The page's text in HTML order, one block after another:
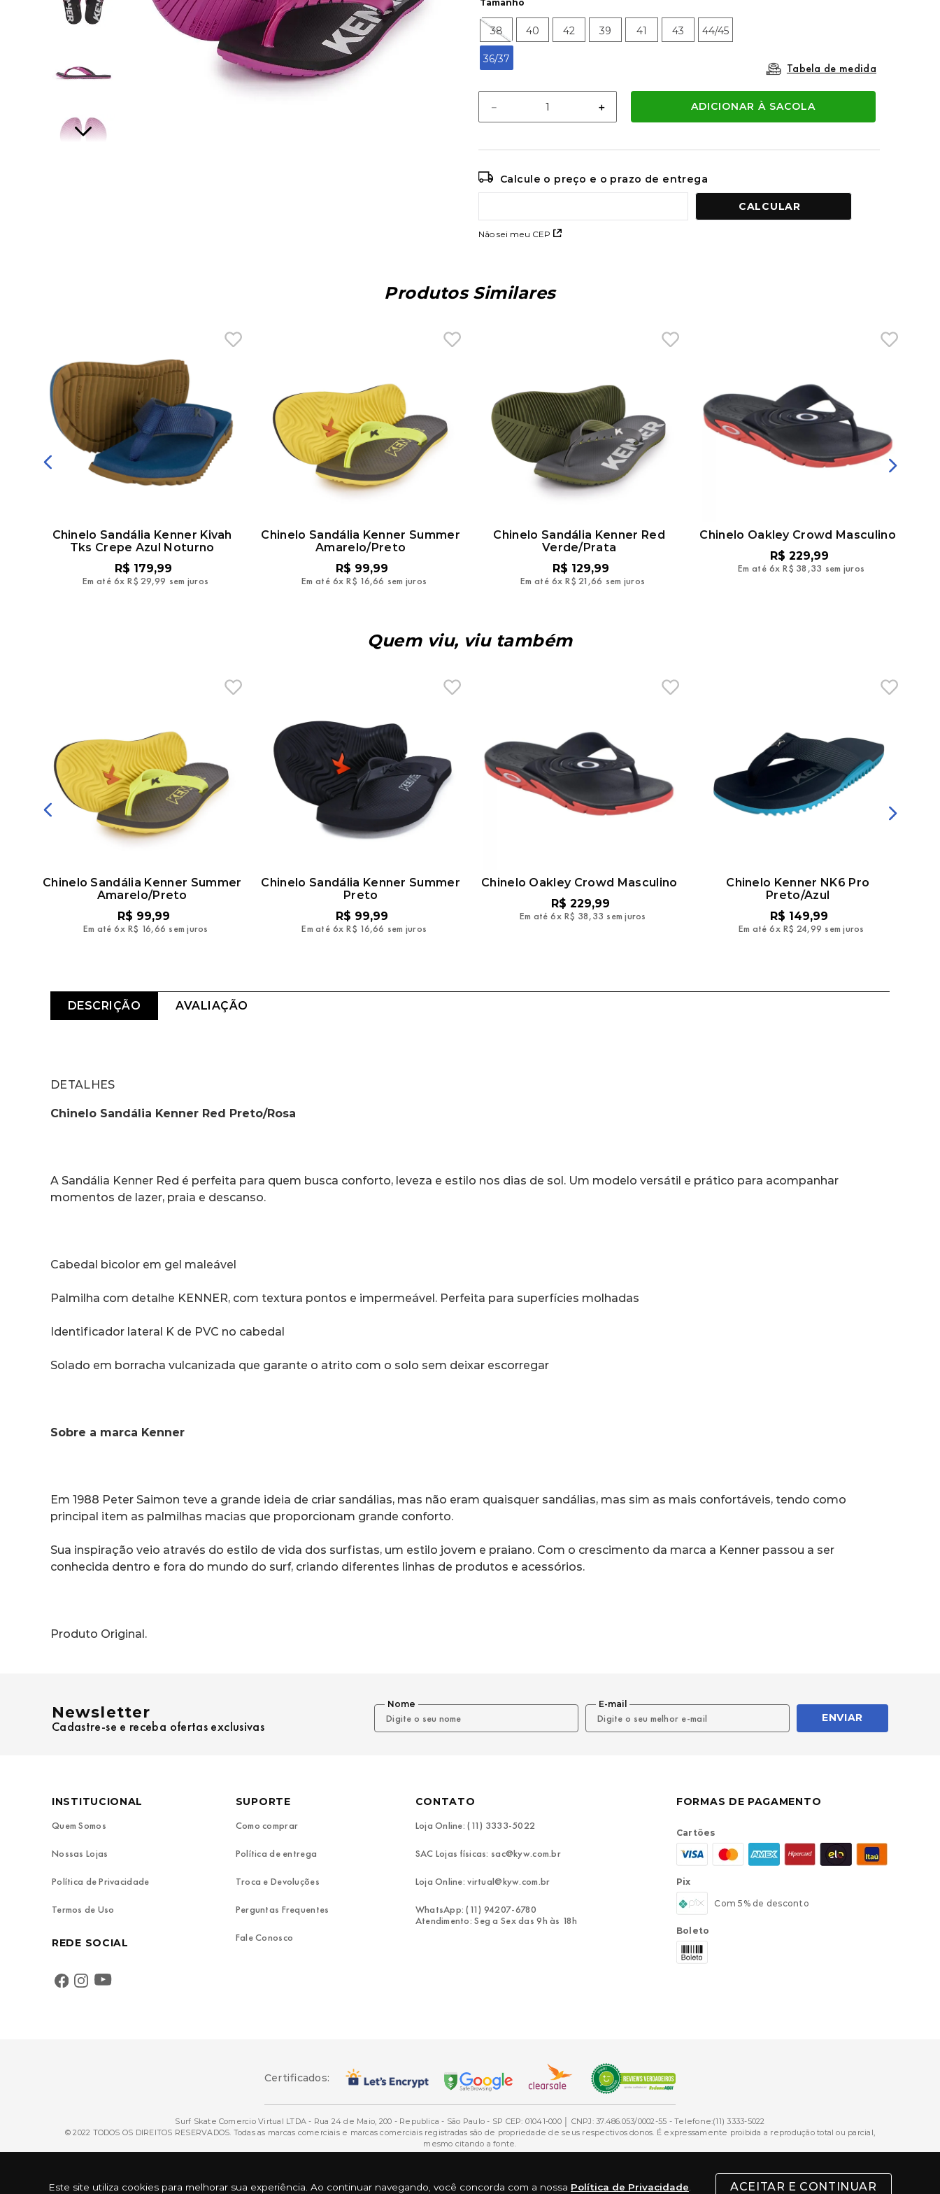
Este site utiliza cookies para melhorar sua experiência. Ao continuar navegando, você concorda com a nossa Política de Privacidade ACEITAR E CONTINUAR
Tamanho
38 40 42 39 41 43 44/45
36/37
Tabela de medida
＋
－ ADICIONAR À SACOLA
Calcule o preço e o prazo de entrega
Não sei meu CEP
Produtos Similares
Chinelo Sandália Kenner Kivah
Tks Crepe Azul Noturno
R$ 179,99
Em até 6x R$ 29,99 sem juros
Chinelo Sandália Kenner Summer
Amarelo/Preto
R$ 99,99
Em até 6x R$ 16,66 sem juros
Chinelo Sandália Kenner Red
Verde/Prata
R$ 129,99
Em até 6x R$ 21 ,66 sem juros
Chinelo Oakley Crowd Masculino
R$ 229,99
Em até 6x R$ 38 ,33 sem juros
Quem viu, viu também
Chinelo Sandália Kenner Summer
Amarelo/Preto
R$ 99,99
Em até 6x R$ 16,66 sem juros
Chinelo Sandália Kenner Summer
Preto
R$ 99,99
Em até 6x R$ 16,66 sem juros
Chinelo Oakley Crowd Masculino
R$ 229,99
Em até 6x R$ 38,33 sem juros
Chinelo Kenner NK6 Pro
Preto/Azul
R$ 149,99
Em até 6x R$ 24,99 sem juros
DESCRIÇÃO AVALIAÇÃO
DETALHES
Chinelo Sandália Kenner Red Preto/Rosa
A Sandália Kenner Red é perfeita para quem busca conforto, leveza e estilo nos dias de sol. Um modelo versátil e prático para acompanhar
momentos de lazer, praia e descanso.
Cabedal bicolor em gel maleável
Palmilha com detalhe KENNER, com textura pontos e impermeável. Perfeita para superfícies molhadas
Identificador lateral K de PVC no cabedal
Solado em borracha vulcanizada que garante o atrito com o solo sem deixar escorregar
Sobre a marca Kenner
Em 1988 Peter Saimon teve a grande ideia de criar sandálias, mas não eram quaisquer sandálias, mas sim as mais confortáveis, tendo como
principal item as palmilhas macias que proporcionam grande conforto.
Sua inspiração veio através do estilo de vida dos surfistas, um estilo jovem e praiano. Com o crescimento da marca a Kenner passou a ser
conhecida dentro e fora do mundo do surf, criando diferentes linhas de produtos e acessórios.
Produto Original.
Newsletter
Cadastre-se e receba ofertas exclusivas
Nome E-mail
ENVIAR
INSTITUCIONAL
Quem Somos
Nossas Lojas
Política de Privacidade
Termos de Uso
REDE SOCIAL
SUPORTE
Como comprar
Política de entrega
Troca e Devoluções
Perguntas Frequentes
Fale Conosco
CONTATO
Loja Online: (11) 3333-5022
SAC Lojas físicas: sac@kyw.com.br
Loja Online: virtual@kyw.com.br
WhatsApp: (11) 94207-6780
Atendimento: Seg a Sex das 9h às 18h
FORMAS DE PAGAMENTO
Cartões
Pix
Com 5% de desconto
Boleto
Certificados:
Surf Skate Comercio Virtual LTDA - Rua 24 de Maio, 200 - Republica - São Paulo - SP CEP: 01041-000 │ CNPJ: 37.486.053/0002-55 - Telefone:(11) 3333-5022
© 2022 TODOS OS DIREITOS RESERVADOS. Todas as marcas comerciais e marcas comerciais registradas são de propriedade de seus respectivos donos. É expressamente proibida a reprodução total ou parcial,
mesmo citando a fonte.
Desenvolvimento e Tecnologia